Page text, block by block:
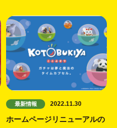
最新情報 2022.11.30
ホームページリニューアルの